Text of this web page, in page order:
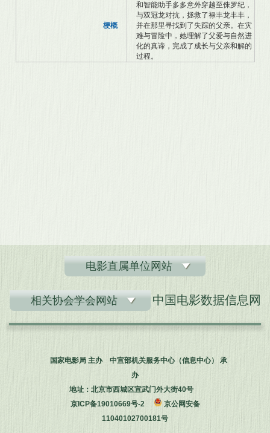
梗概
和智能助手多多意外穿越至侏罗纪，
与双冠龙对抗，拯救了禄丰龙丰丰，
并在那里寻找到了失踪的父亲。在灾
难与冒险中，她理解了父爱与自然进
化的真谛，完成了成长与父亲和解的
过程。
电影直属单位网站
相关协会学会网站 中国电影数据信息网
国家电影局 主办 中宣部机关服务中心（信息中心） 承
办
地址：北京市西城区宣武门外大街40号
京ICP备19010669号-2
京公网安备
11040102700181号